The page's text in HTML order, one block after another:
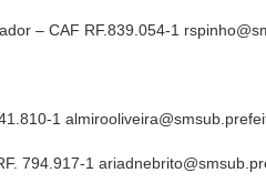
– CAF RF.839.054-1
1
794.917-1